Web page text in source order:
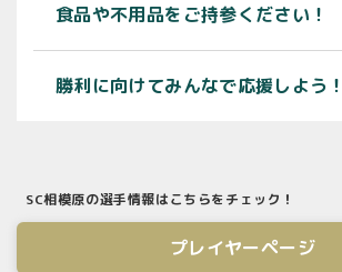
食品や不用品をご持参ください！
勝利に向けてみんなで応援しよう！
SC相模原の選手情報はこちらをチェック！
プレイヤーページ